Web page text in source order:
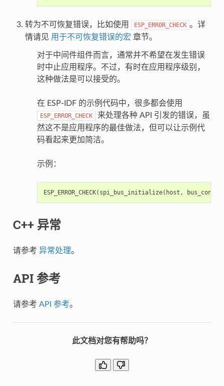
转为不可恢复错误，比如使用 ESP_ERROR_CHECK 。详
情请见 用于不可恢复错误的宏 章节。
对于中间件组件而言，通常并不希望在发生错误
时中止应用程序。不过，有时在应用程序级别，
这种做法是可以接受的。
在 ESP-IDF 的示例代码中，很多都会使用
ESP_ERROR_CHECK
来处理各种 API 引发的错误，虽
然这不是应用程序的最佳做法，但可以让示例代
码看起来更加简洁。
示例：
ESP_ERROR_CHECK( spi_bus_initialize( host , bus_config
C++ 异常
请参考 异常处理。
API 参考
请参考 API 参考。
此文档对您有帮助吗？